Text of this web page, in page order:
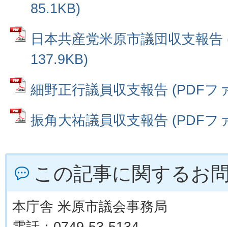
85.1KB)
日本共産党米原市議団収支報
137.9KB)
細野正行議員収支報告 (PDFフ
振角大祐議員収支報告 (PDFフ
この記事に関するお
本庁舎 米原市議会事務局